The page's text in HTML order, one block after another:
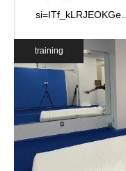
si=ITf_kLRJEOKGe…
training